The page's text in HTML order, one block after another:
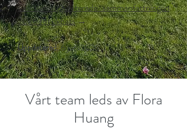
Läs den uppdaterade sammanfattningen
2026 för expats→
Uppdaterad:6 juni 2026
Vårt team leds av Flora
Huang